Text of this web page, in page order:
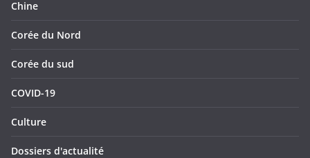
Chine
Corée du Nord
Corée du sud
COVID-19
Culture
Dossiers d'actualité